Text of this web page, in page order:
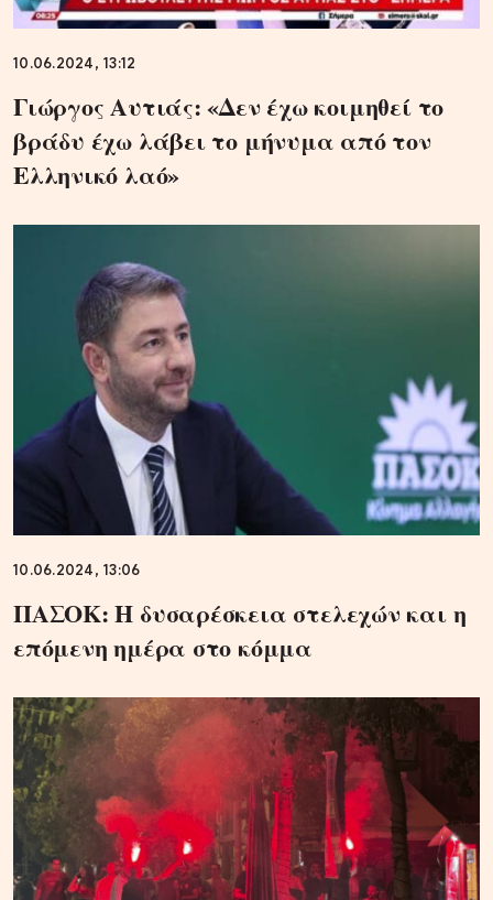
10.06.2024, 13:12
Γιώργος Αυτιάς: «Δεν έχω κοιμηθεί το
βράδυ έχω λάβει το μήνυμα από τον
Ελληνικό λαό»
10.06.2024, 13:06
ΠΑΣΟΚ: Η δυσαρέσκεια στελεχών και η
επόμενη ημέρα στο κόμμα